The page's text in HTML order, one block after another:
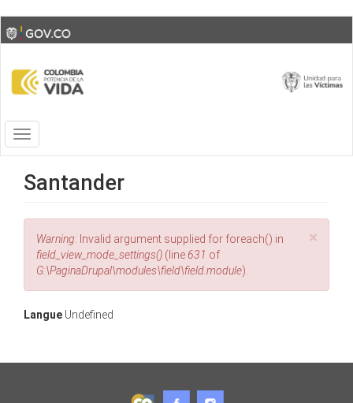
Skip
to
content
Toggle
high
Toggle
navigation
Santander
×
Error
message
Warning: Invalid argument supplied for foreach() in
field_view_mode_settings() (line631 of
G:\PaginaDrupal\modules\field\field.module).
Langue Undefined